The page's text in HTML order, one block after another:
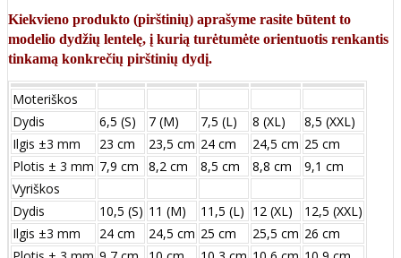
Kiekvieno produkto (pirštinių) aprašyme rasite būtent to
modelio dydžių lentelę, į kurią turėtumėte orientuotis renkantis
tinkamą konkrečių pirštinių dydį.
Moteriškos
Dydis
6,5 (S) 7 (M) 7,5 (L) 8 (XL)
8,5 (XXL)
Ilgis ±3 mm
23 cm 23,5 cm 24 cm 24,5 cm 25 cm
Plotis ± 3 mm 7,9 cm 8,2 cm 8,5 cm 8,8 cm
9,1 cm
Vyriškos
Dydis
10,5 (S) 11 (M) 11,5 (L) 12 (XL)
12,5 (XXL)
Ilgis ±3 mm
24 сm 24,5 сm 25 сm 25,5 сm 26 сm